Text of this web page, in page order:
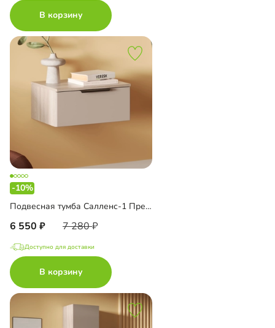
В корзину
-10%
Подвесная тумба Салленс-1 Премиум
6 550 7 280
Доступно для доставки
В корзину